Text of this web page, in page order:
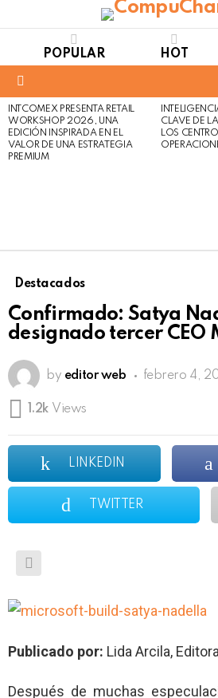
POPULAR HOT
LATEST
STORIES
INTCOMEX PRESENTA RETAIL
WORKSHOP 2026, UNA
EDICIÓN INSPIRADA EN EL
VALOR DE UNA ESTRATEGIA
PREMIUM
CLAVE DE
LOS
Destacados
Confirmado: Satya
designado tercer CEO
by editor web febrero 4,
1.2k Views
LINKEDIN
TWITTER
Publicado por: Lida Arcila,
Después de muchas